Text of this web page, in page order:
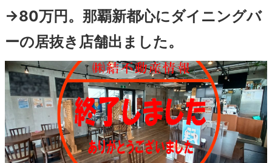
→80万円。那覇新都心にダイニングバ
ーの居抜き店舗出ました。